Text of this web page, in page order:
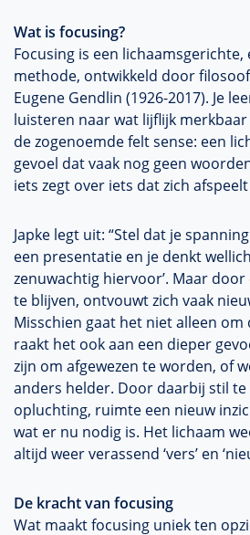
Wat is focusing?
Focusing is een
methode, ontwikkeld door
Eugene Gendlin (1926-2017). Je
luisteren naar wat lijflijk
de zogenoemde felt sense: een
gevoel dat vaak nog geen
iets zegt over iets dat zich
Japke legt uit: “Stel dat je
een presentatie en je denkt
zenuwachtig hiervoor’. Maar
te blijven, ontvouwt zich vaak
Misschien gaat het niet alleen
raakt het ook aan een dieper
zijn om afgewezen te worden, of
anders helder. Door daarbij stil
opluchting, ruimte een nieuw
wat er nu nodig is. Het lichaam
altijd weer verassend ‘vers’ en
De kracht van focusing
Wat maakt focusing uniek ten